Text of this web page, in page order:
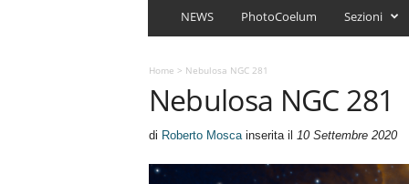
m
A
r
NEWS PhotoCoelum Sezioni
Home > Nebulosa NGC 281
Nebulosa NGC 281
di Roberto Moscainserita il 10 Settembre 2020